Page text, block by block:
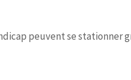
peuvent se stationner